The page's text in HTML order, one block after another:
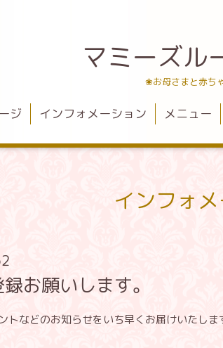
マミーズル
❀お母さまと赤ち
ジ インフォメーション メニュー
インフォ
お願いします。
トなどのお知らせをいち早くお届けいたし